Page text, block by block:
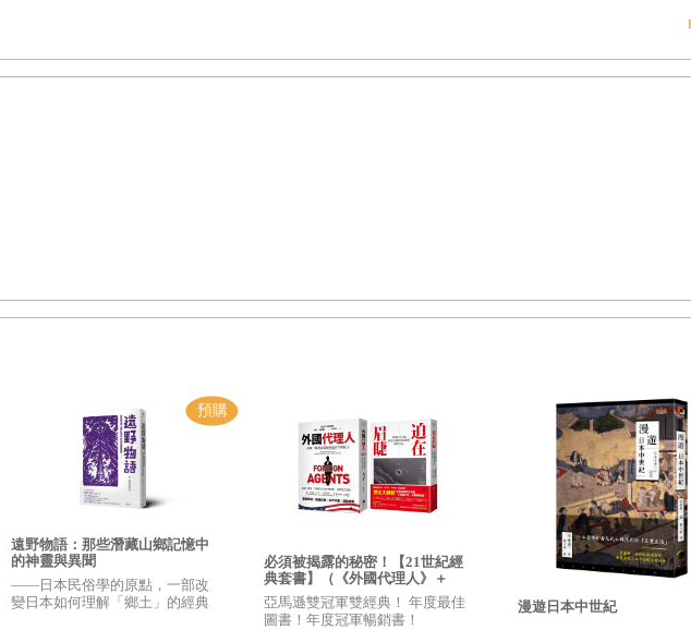
工業國家在兩次大戰之間所發生的任何事故更具爆炸性，除了德國可能是個例外。不過傳統的
尋找足以效忠的可能模式或是中心，但是較小的、地方性的革命政權，古巴、北越、北韓之類
一時代所給予的相同的東西。在我們觀念中最早浮現的，是一種全盤否定既存社會的仇視與烏
的革命運動形式，也就是有紀律的群眾政黨，在新興革命分子中也失去了分量。後者似乎寧可
散的自由派分子集團方式來活動，而不想遵循馬克思主義者的傳統。這一切在歷史上似乎都是
行動之間所製造的鴻溝，看來要比我年輕的時代嚴重得多。我舉出這些差異點，心中並無絲毫
擁有一個革命運動，總比什麼都沒有來得強。這就是我們現在所能擁有的革命運動，而且我們
還有很多要學習、或是要重新學習的地方。
這種行動，又將扮演何種角色的問題。幾乎用不著我說，這兩個問題是或將會是完全不同的。
社會民主黨人中的德國知識分子，其數量與所占的比例卻相當少，應該說根本微不足道。我這一代
僅占相當少數，我猜，最多的時候也不會超過四到五百人；在牛津與劍橋，儘管還不到鳳毛鱗角的地
數人。雖然，在我們這群極少數中，有時會有比例上足以自豪的、最優秀學生。這項事實的確引人側
歐學生都不屬於左派、更甭說是革命派的這個事實。不過，在像南斯拉夫這樣的國家，或許還是有大
個階層是富有革命精神的（一般說來，或許在第三世界的年輕知識分子的確容易如此），我們
遠野物語：那些潛藏山鄉記憶中
的神靈與異聞
——日本民俗學的原點，一部改
變日本如何理解「鄉土」的經典
必須被揭露的秘密！【21世紀經
典套書】（《外國代理人》＋
《迫在眉睫》）
亞馬遜雙冠軍雙經典！ 年度最佳
圖書！年度冠軍暢銷書！
漫遊日本中世紀